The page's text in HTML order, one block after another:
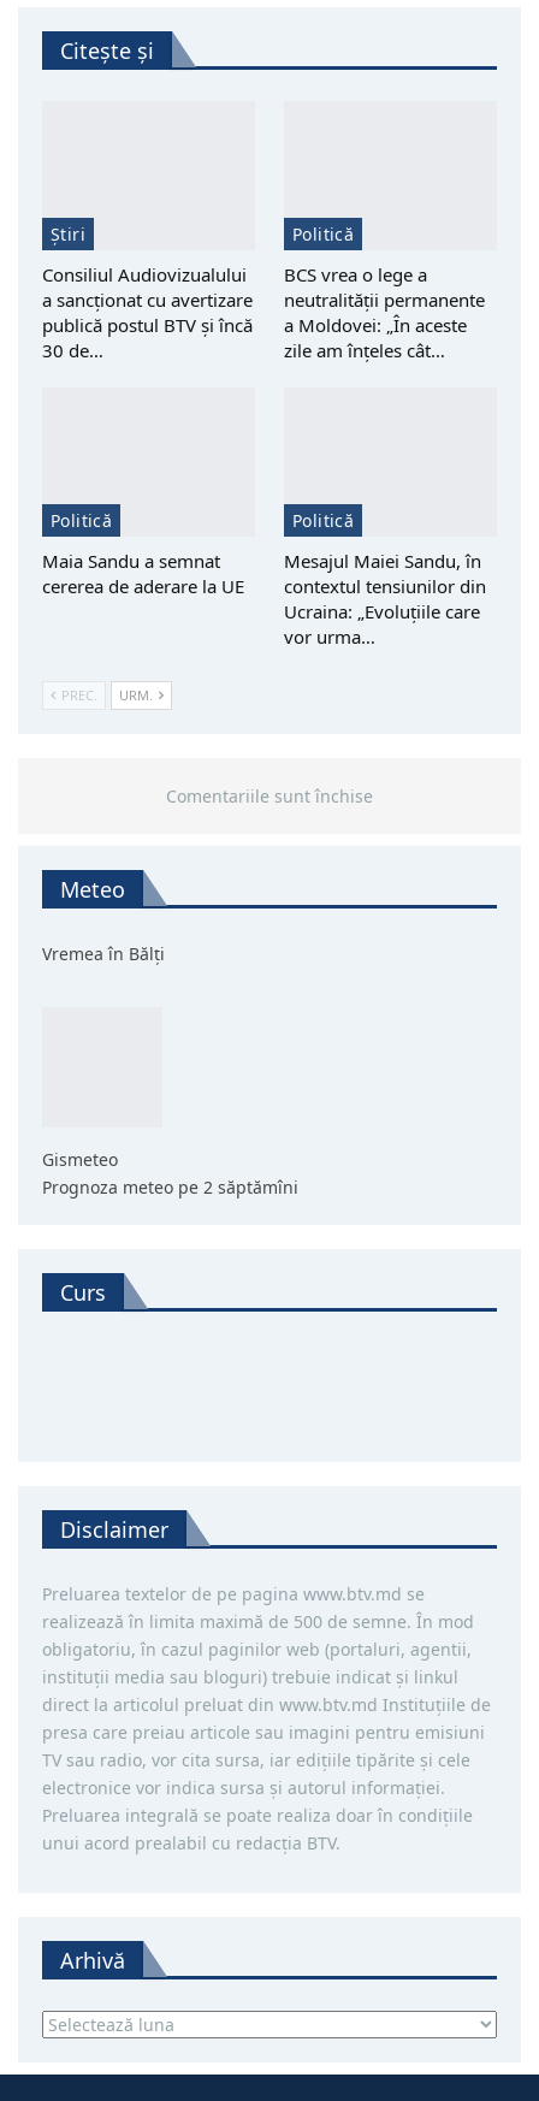
Citește și
Știri
Consiliul Audiovizualului
a sancționat cu avertizare
publică postul BTV și încă
30 de…
Politică
BCS vrea o lege a
neutralității permanente
a Moldovei: „În aceste
zile am înțeles cât…
Politică
Maia Sandu a semnat
cererea de aderare la UE
Politică
Mesajul Maiei Sandu, în
contextul tensiunilor din
Ucraina: „Evoluțiile care
vor urma…
PREC. URM.
Comentariile sunt închise
Meteo
Vremea în Bălți
Gismeteo
Prognoza meteo pe 2 săptămîni
Curs
Disclaimer
Preluarea textelor de pe pagina www.btv.md se
realizează în limita maximă de 500 de semne. În mod
obligatoriu, în cazul paginilor web (portaluri, agentii,
instituţii media sau bloguri) trebuie indicat şi linkul
direct la articolul preluat din www.btv.md Instituţiile de
presa care preiau articole sau imagini pentru emisiuni
TV sau radio, vor cita sursa, iar ediţiile tipărite și cele
electronice vor indica sursa şi autorul informaţiei.
Preluarea integrală se poate realiza doar în condiţiile
unui acord prealabil cu redacţia BTV.
Arhivă
Arhivă